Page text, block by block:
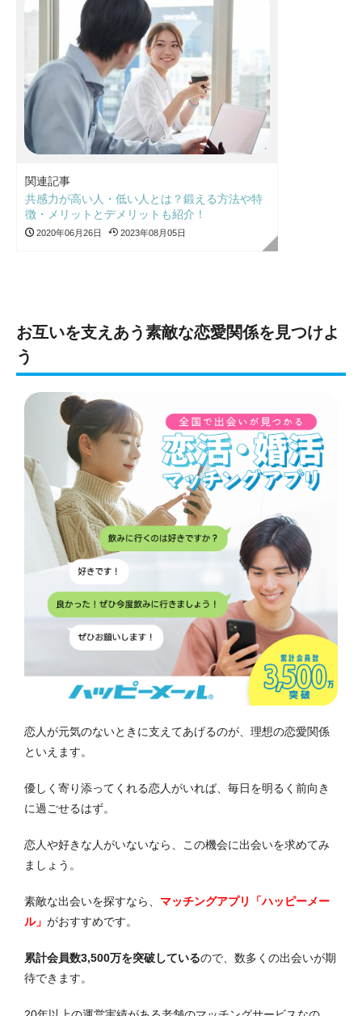
関連記事
共感力が高い人・低い人とは？鍛える方法や特
徴・メリットとデメリットも紹介！
2020年06月26日 2023年08月05日
お互いを支えあう素敵な恋愛関係を見つけよ
う
恋人が元気のないときに支えてあげるのが、理想の恋愛関係
といえます。
優しく寄り添ってくれる恋人がいれば、毎日を明るく前向き
に過ごせるはず。
恋人や好きな人がいないなら、この機会に出会いを求めてみ
ましょう。
素敵な出会いを探すなら、 マッチングアプリ「ハッピーメー
ル」 がおすすめです。
累計会員数3,500万を突破しているので、数多くの出会いが期
待できます。